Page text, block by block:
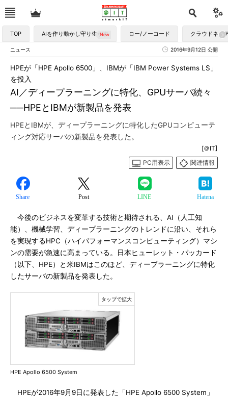
TOP AIを作り動かし守り生かす ロー/ノーコード クラウドネイ
ニュース 2016年9月12日 公開
AI／ディープラーニングに特化、GPUサーバ続々
──HPEとIBMが新製品を発表
HPEが「HPE Apollo 6500」、IBMが「IBM Power Systems LS」
を投入
HPEとIBMが、ディープラーニングに特化したGPUコンピューテ
ィング対応サーバの新製品を発表した。
[＠IT]
PC用表示
関連情報
Share Post LINE Hatena
今後のビジネスを変革する技術と期待される、AI（人工知
能）、機械学習、ディープラーニングのトレンドに沿い、それら
を実現するHPC（ハイパフォーマンスコンピューティング）マシ
ンの需要が急速に高まっている。日本ヒューレット・パッカード
（以下、HPE）と米IBMはこのほど、ディープラーニングに特化
したサーバの新製品を発表した。
HPE Apollo 6500 System
HPEが2016年9月9日に発表した「HPE Apollo 6500 System」